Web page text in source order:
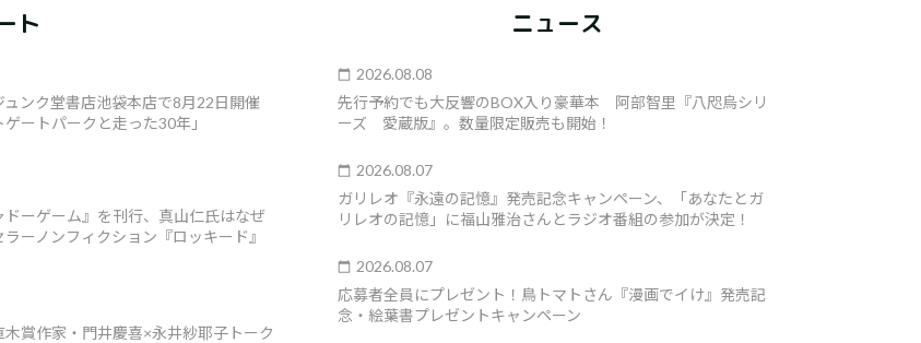
ト
ンク堂書店池袋本店で8月22日開催
ートパークと走った30年」
ーゲーム』を刊行、真山仁氏はなぜ
ーノンフィクション『ロッキード』
賞作家・門井慶喜×永井紗耶子トーク
ニュース
2026.08.08
先行予約でも大反響のBOX入り豪華本 阿部智里『八咫烏シリ
ーズ 愛蔵版』。数量限定販売も開始！
2026.08.07
ガリレオ『永遠の記憶』発売記念キャンペーン、「あなたとガ
リレオの記憶」に福山雅治さんとラジオ番組の参加が決定！
2026.08.07
応募者全員にプレゼント！鳥トマトさん『漫画でイけ』発売記
念・絵葉書プレゼントキャンペーン